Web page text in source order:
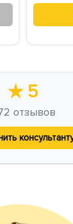
★ 5
отзывов